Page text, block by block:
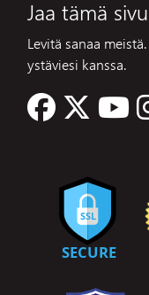
Jaa tämä sivu
Levitä sanaa
ystäviesi kanssa.